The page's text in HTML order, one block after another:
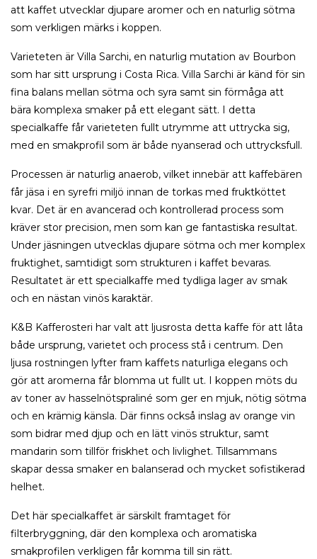
att kaffet utvecklar djupare aromer och en naturlig sötma
som verkligen märks i koppen.
Varieteten är Villa Sarchi, en naturlig mutation av Bourbon
som har sitt ursprung i Costa Rica. Villa Sarchi är känd för sin
fina balans mellan sötma och syra samt sin förmåga att
bära komplexa smaker på ett elegant sätt. I detta
specialkaffe får varieteten fullt utrymme att uttrycka sig,
med en smakprofil som är både nyanserad och uttrycksfull.
Processen är naturlig anaerob, vilket innebär att kaffebären
får jäsa i en syrefri miljö innan de torkas med fruktköttet
kvar. Det är en avancerad och kontrollerad process som
kräver stor precision, men som kan ge fantastiska resultat.
Under jäsningen utvecklas djupare sötma och mer komplex
fruktighet, samtidigt som strukturen i kaffet bevaras.
Resultatet är ett specialkaffe med tydliga lager av smak
och en nästan vinös karaktär.
K&B Kafferosteri har valt att ljusrosta detta kaffe för att låta
både ursprung, varietet och process stå i centrum. Den
ljusa rostningen lyfter fram kaffets naturliga elegans och
gör att aromerna får blomma ut fullt ut. I koppen möts du
av toner av hasselnötspraliné som ger en mjuk, nötig sötma
och en krämig känsla. Där finns också inslag av orange vin
som bidrar med djup och en lätt vinös struktur, samt
mandarin som tillför friskhet och livlighet. Tillsammans
skapar dessa smaker en balanserad och mycket sofistikerad
helhet.
Det här specialkaffet är särskilt framtaget för
filterbryggning, där den komplexa och aromatiska
smakprofilen verkligen får komma till sin rätt.